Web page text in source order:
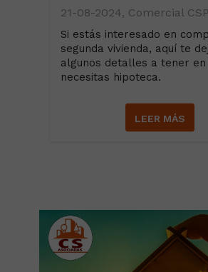
21-08-2024, Comercial
Si estás interesado en
segunda vivienda, aquí te
algunos detalles a tener en
necesitas hipoteca.
LEER MÁS